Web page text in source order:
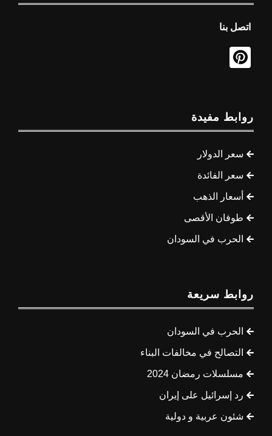
اتصل بنا
روابط مفيدة
سعر الدولار
سعر الفائدة
أسعار الذهب
طوفان الأقصى
الحرب في السودان
روابط سريعة
الحرب في السودان
التصالح في مخالفات البناء
مسلسلات رمضان 2024
رد إسرائيل على إيران
شئون عربية و دولية